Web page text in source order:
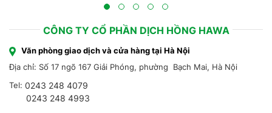
CÔNG TY CỔ PHẦN DỊCH HỒNG HAWA
Văn phòng giao dịch và cửa hàng tại Hà Nội
Địa chỉ: Số 17 ngõ 167 Giải Phóng, phường Bạch Mai, Hà Nội
Tel: 0243 248 4079
0243 248 4993